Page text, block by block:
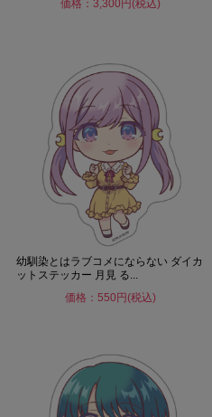
価格：3,300円(税込)
幼馴染とはラブコメにならない ダイカ
ットステッカー 月見 る...
価格：550円(税込)